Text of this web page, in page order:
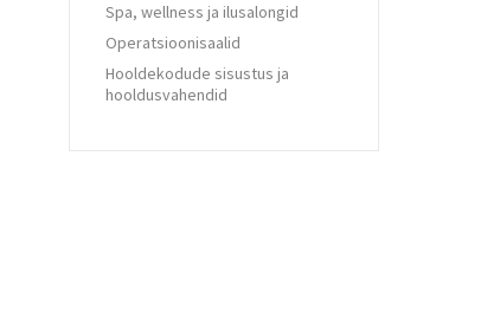
Spa, wellness ja ilusalongid
Operatsioonisaalid
Hooldekodude sisustus ja
hooldusvahendid